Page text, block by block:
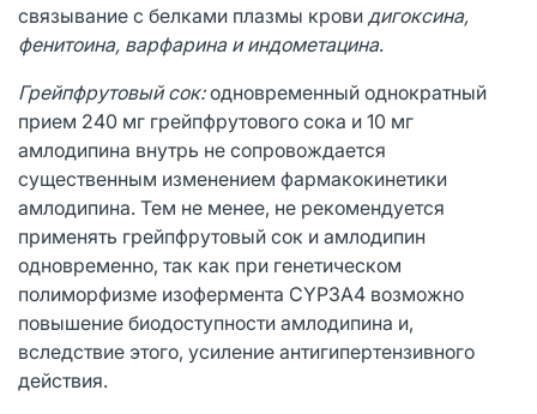
связывание с белками плазмы крови дигоксина,
фенитоина, варфарина и индометацина.
Грейпфрутовый сок:одновременный однократный
прием 240 мг грейпфрутового сока и 10 мг
амлодипина внутрь не сопровождается
существенным изменением фармакокинетики
амлодипина. Тем не менее, не рекомендуется
применять грейпфрутовый сок и амлодипин
одновременно, так как при генетическом
полиморфизме изофермента CYP3A4 возможно
повышение биодоступности амлодипина и,
вследствие этого, усиление антигипертензивного
действия.